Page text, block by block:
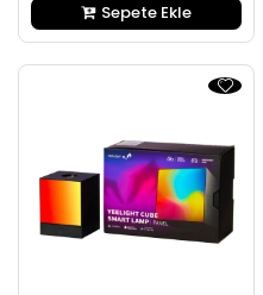
Sepete Ekle